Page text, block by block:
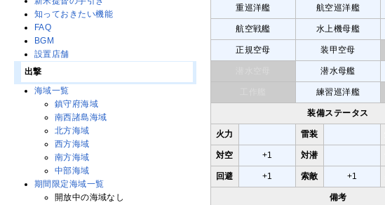
重巡洋艦 航空巡洋艦
航空戦艦 水上機母艦
正規空母 装甲空母
潜水母艦
練習巡洋艦
装備ステータス
火力 雷装
対空 +1 対潜
回避 +1 索敵 +1
備考
知っておきたい機能
FAQ
BGM
設置店舗
出撃
海域一覧
鎮守府海域
南西諸島海域
北方海域
西方海域
南方海域
中部海域
期間限定海域一覧
開放中の海域なし